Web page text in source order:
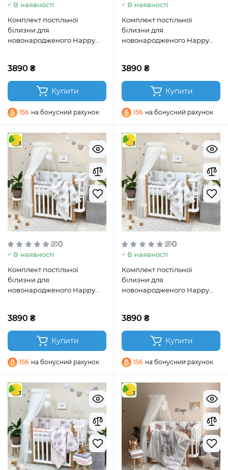
В наявності
Комплект постільної
білизни для
новонародженого Happy
3890 ₴
Купити
156 на бонусний рахунок
В наявності
Комплект постільної
білизни для
новонародженого Happy
3890 ₴
Купити
156 на бонусний рахунок
3
0
В наявності
Комплект постільної
білизни для
новонародженого Happy
3890 ₴
Купити
156 на бонусний рахунок
3
0
В наявності
Комплект постільної
білизни для
новонародженого Happy
3890 ₴
Купити
156 на бонусний рахунок
3 3